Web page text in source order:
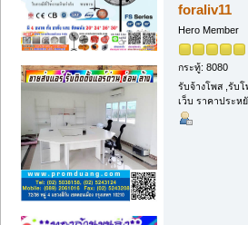
foraliv11
Hero Member
กระทู้: 8080
รับจ้างโพส ,รับ
เว็บ ราคาประห